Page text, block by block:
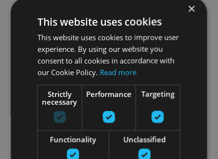
×
This website uses cookies
This website uses cookies to improve user
experience. By using our website you
consent to all cookies in accordance with
our Cookie Policy. Read more
Strictly
necessary
Performance Targeting
Functionality Unclassified